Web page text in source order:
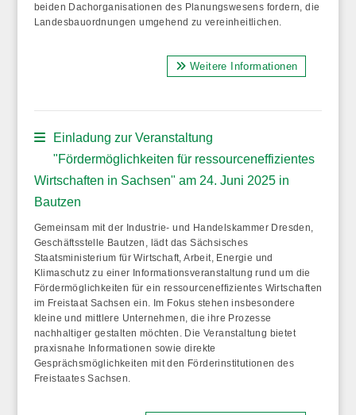
beiden Dachorganisationen des Planungswesens fordern, die
Landesbauordnungen umgehend zu vereinheitlichen.
Weitere Informationen
Einladung zur Veranstaltung
"Fördermöglichkeiten für ressourceneffizientes
Wirtschaften in Sachsen" am 24. Juni 2025 in
Bautzen
Gemeinsam mit der Industrie- und Handelskammer Dresden,
Geschäftsstelle Bautzen, lädt das Sächsisches
Staatsministerium für Wirtschaft, Arbeit, Energie und
Klimaschutz zu einer Informationsveranstaltung rund um die
Fördermöglichkeiten für ein ressourceneffizientes Wirtschaften
im Freistaat Sachsen ein. Im Fokus stehen insbesondere
kleine und mittlere Unternehmen, die ihre Prozesse
nachhaltiger gestalten möchten. Die Veranstaltung bietet
praxisnahe Informationen sowie direkte
Gesprächsmöglichkeiten mit den Förderinstitutionen des
Freistaates Sachsen.